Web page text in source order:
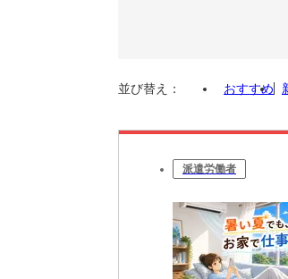
並び替え： おすすめ
派遣労働者